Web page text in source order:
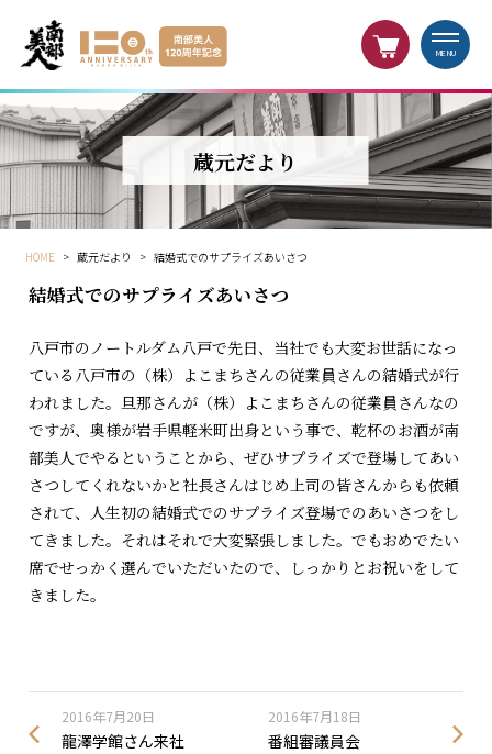
MENU
蔵元だより
HOME > 蔵元だより > 結婚式でのサプライズあいさつ
結婚式でのサプライズあいさつ
八戸市のノートルダム八戸で先日、当社でも大変お世話になっ
ている八戸市の（株）よこまちさんの従業員さんの結婚式が行
われました。旦那さんが（株）よこまちさんの従業員さんなの
ですが、奥様が岩手県軽米町出身という事で、乾杯のお酒が南
部美人でやるということから、ぜひサプライズで登場してあい
さつしてくれないかと社長さんはじめ上司の皆さんからも依頼
されて、人生初の結婚式でのサプライズ登場でのあいさつをし
てきました。それはそれで大変緊張しました。でもおめでたい
席でせっかく選んでいただいたので、しっかりとお祝いをして
きました。
2016年7月20日
龍澤学館さん来社
2016年7月18日
番組審議員会